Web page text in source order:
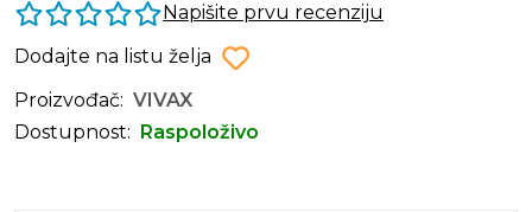
Napišite prvu recenziju
Dodajte na listu želja
Proizvođač: VIVAX
Dostupnost:
Raspoloživo